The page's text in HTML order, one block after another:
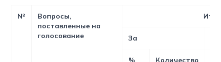
№
Вопросы,
поставленные на
голосование
За
% Количество